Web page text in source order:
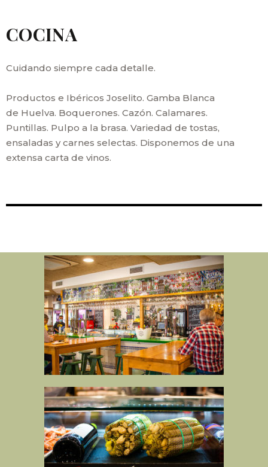
COCINA
Cuidando siempre cada detalle.
Productos e Ibéricos Joselito. Gamba Blanca
de Huelva. Boquerones. Cazón. Calamares.
Puntillas. Pulpo a la brasa. Variedad de tostas,
ensaladas y carnes selectas. Disponemos de una
extensa carta de vinos.